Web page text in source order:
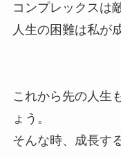
コンプレックスは
人生の困難は私が
これから先の人生
ょう。
そんな時、成長す